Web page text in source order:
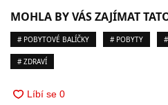
MOHLA BY VÁS ZAJÍMAT
# POBYTOVÉ BALÍČKY # POBYTY
# ZDRAVÍ